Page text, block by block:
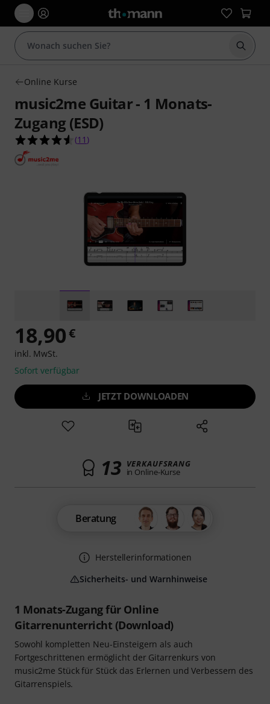
Suche
Online Kurse
music2me Guitar - 1 Monats-
Zugang (ESD)
4.5 von 5 Sternen aus 11 Kundenbewertungen
(11 )
1 Monats-Zugang für Online
Gitarrenunterricht (Download)
Sowohl kompletten Neu-Einsteigern als auch
Fortgeschrittenen ermöglicht der Gitarrenkurs von
music2me Stück für Stück das Erlernen und Verbessern des
Gitarrenspiels.
18,90€
inkl. MwSt.
Sofort verfügbar
JETZT DOWNLOADEN
13 VERKAUFSRANG
in Online-Kurse
Beratung
Herstellerinformationen
Sicherheits- und Warnhinweise